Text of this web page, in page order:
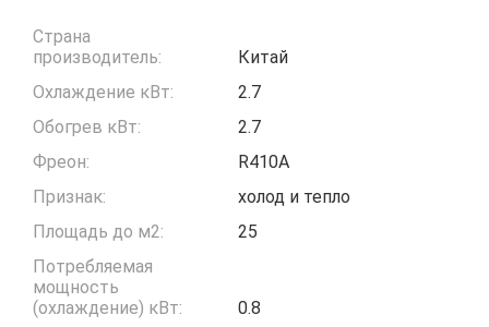
Страна
производитель:
Китай
Охлаждение кВт:
2.7
Обогрев кВт:
2.7
Фреон:
R410A
Признак:
холод и тепло
Площадь до м2:
25
Потребляемая
мощность
(охлаждение) кВт:
0.8